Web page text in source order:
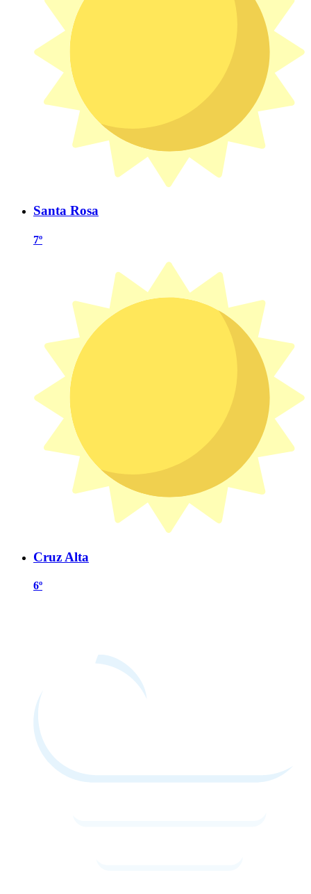
Santa Rosa
7º
Cruz Alta
6º